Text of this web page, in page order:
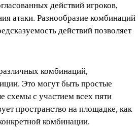
действий игроков,
атаки. Разнообразие комбинаций
действий позволяет
комбинаций,
Это могут быть простые
схемы с участием всех пяти
пространство на площадке, как
комбинации.